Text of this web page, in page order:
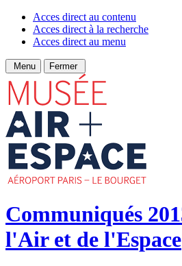
Acces direct au contenu
Acces direct à la recherche
Acces direct au menu
Menu Fermer
Communiqués
l'Air et de l'Espace